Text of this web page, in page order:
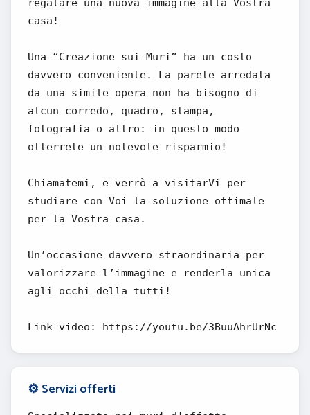
regalare una nuova immagine alla Vostra
casa!
Una “Creazione sui Muri” ha un costo
davvero conveniente. La parete arredata
da una simile opera non ha bisogno di
alcun corredo, quadro, stampa,
fotografia o altro: in questo modo
otterrete un notevole risparmio!
Chiamatemi, e verrò a visitarVi per
studiare con Voi la soluzione ottimale
per la Vostra casa.
Un’occasione davvero straordinaria per
valorizzare l’immagine e renderla unica
agli occhi della tutti!
Link video: https://youtu.be/3BuuAhrUrNc
⚙️ Servizi offerti